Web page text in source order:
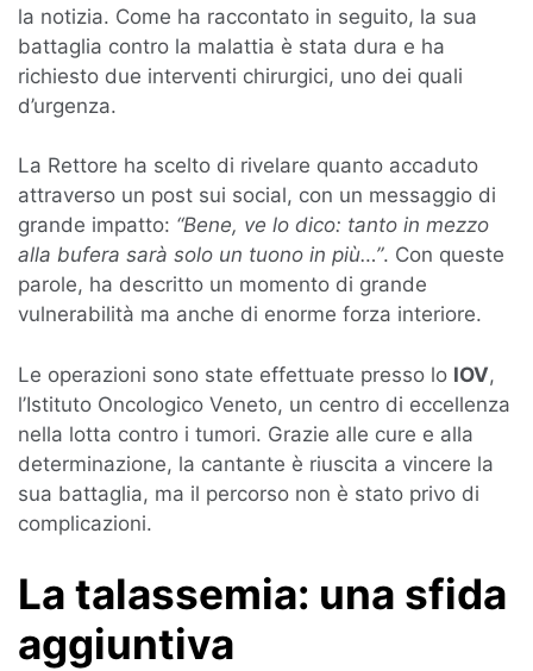
la notizia. Come ha raccontato in seguito, la sua
battaglia contro la malattia è stata dura e ha
richiesto due interventi chirurgici, uno dei quali
d’urgenza.
La Rettore ha scelto di rivelare quanto accaduto
attraverso un post sui social, con un messaggio di
grande impatto: “Bene, ve lo dico: tanto in mezzo
alla bufera sarà solo un tuono in più…”. Con queste
parole, ha descritto un momento di grande
vulnerabilità ma anche di enorme forza interiore.
Le operazioni sono state effettuate presso lo IOV,
l’Istituto Oncologico Veneto, un centro di eccellenza
nella lotta contro i tumori. Grazie alle cure e alla
determinazione, la cantante è riuscita a vincere la
sua battaglia, ma il percorso non è stato privo di
complicazioni.
La talassemia: una sfida
aggiuntiva